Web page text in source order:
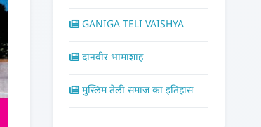
GANIGA TELI VAISHYA
दानवीर भामाशाह
मुस्लिम तेली समाज का इतिहास